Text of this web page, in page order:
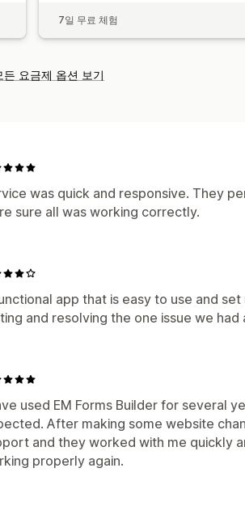
7일 무료 체험
든 요금제 옵션 보기
was quick and responsive. They
sure all was working correctly.
app that is easy to use and
and resolving the one issue we had
used EM Forms Builder for several
After making some website
and they worked with me quickly
properly again.